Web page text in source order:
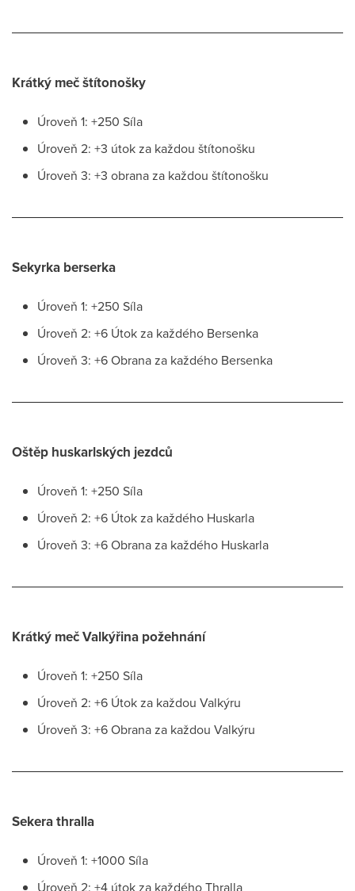
Krátký meč štítonošky
Úroveň 1: +250 Síla
Úroveň 2: +3 útok za každou štítonošku
Úroveň 3: +3 obrana za každou štítonošku
Sekyrka berserka
Úroveň 1: +250 Síla
Úroveň 2: +6 Útok za každého Bersenka
Úroveň 3: +6 Obrana za každého Bersenka
Oštěp huskarlských jezdců
Úroveň 1: +250 Síla
Úroveň 2: +6 Útok za každého Huskarla
Úroveň 3: +6 Obrana za každého Huskarla
Krátký meč Valkýřina požehnání
Úroveň 1: +250 Síla
Úroveň 2: +6 Útok za každou Valkýru
Úroveň 3: +6 Obrana za každou Valkýru
Sekera thralla
Úroveň 1: +1000 Síla
Úroveň 2: +4 útok za každého Thralla